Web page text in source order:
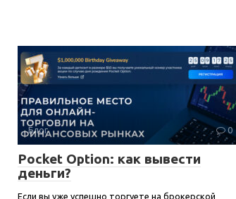
Блог 0
Pocket Option: как вывести
деньги?
Если вы уже успешно торгуете на брокерской